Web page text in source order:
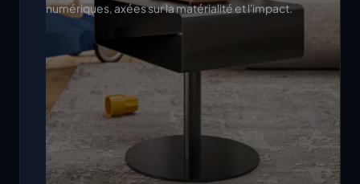
numériques, axées sur la matérialité et l'impact.